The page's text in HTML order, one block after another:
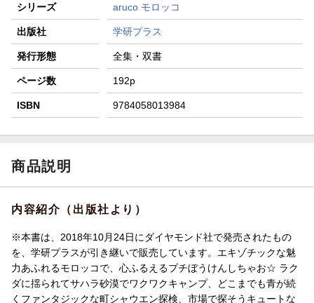
シリーズ aruco モロッコ
出版社 学研プラス
発行形態 全集・双書
ページ数 192p
ISBN 9784058013984
商品説明
内容紹介（出版社より）
※本書は、2018年10月24日にダイヤモンド社で発売されたもの
を、学研プラスが引き継いで販売しています。エキゾチックな魅
力あふれるモロッコで、心ふるえるプチぼうけんしちゃお☆ ラク
ダに揺られてサハラ砂漠でワクワクキャンプ、どこまでも青が続
くファンタジックな町シャウエン探検、市場で探そうキュートな